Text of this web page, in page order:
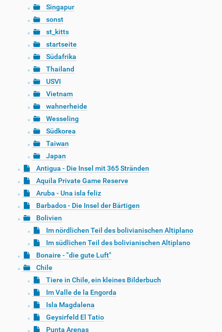
Singapur
sonst
st_kitts
startseite
Südafrika
Thailand
USVI
Vietnam
wahnerheide
Wesseling
Südkorea
Taiwan
Japan
Antigua - Die Insel mit 365 Stränden
Aquila Private Game Reserve
Aruba - Una isla feliz
Barbados - Die Insel der Bärtigen
Bolivien
Im nördlichen Teil des bolivianischen Altiplano
Im südlichen Teil des bolivianischen Altiplano
Bonaire - "die gute Luft"
Chile
Tiere in Chile, ein kleines Bilderbuch
Im Valle de la Engorda
Isla Magdalena
Geysirfeld El Tatio
Punta Arenas